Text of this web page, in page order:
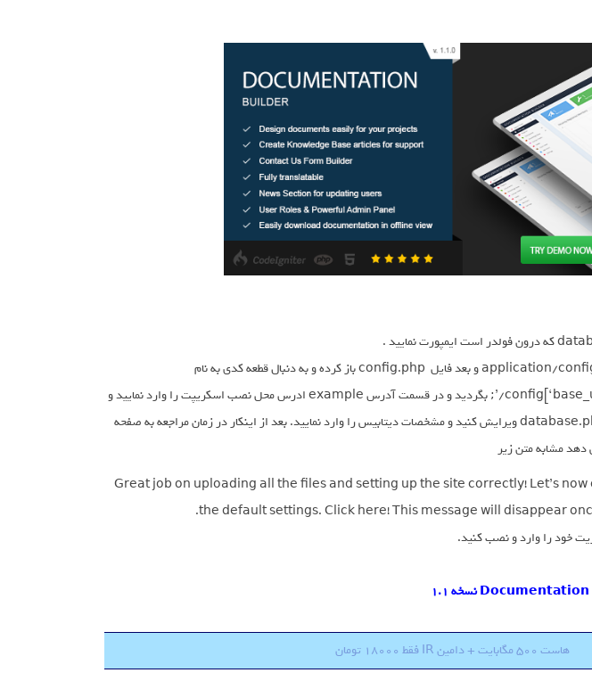
همچنین برای نصب اول به فولدر مقابل رفته application/config و بعد فایل config.php باز کرده و به دنبال قطعه کدی به نام
$config[‘base_url’] = ‘http://www.example.com/’; بگردید و در قسمت آدرس example ادرس محل نصب اسکریپت را وارد نمایید و
بعد ذخیره کنید و بعد در همان فولدر فایل database.php ویرایش کنید و مشخصات دیتابیس را وارد نمایید. بعد از اینکار در زمان مراجعه به صفحه
مشابه متن زیر
Great job on uploading all the files and setting up the site correctly! Let’s
the default settings. Click here! This message will disappear
خود را وارد و نصب کنید.
هاست 500 مگابایت + دامین IR فقط 18000 تومان